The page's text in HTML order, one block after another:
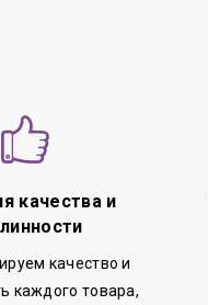
качества и
качество и
каждого товара,